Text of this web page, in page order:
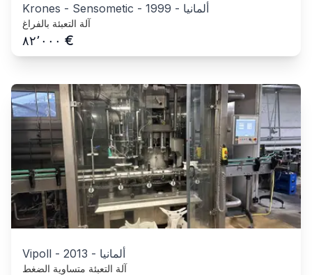
Krones - Sensometic - 1999 - ألمانيا
آلة التعبئة بالفراغ
٨٢٬٠٠٠ €
Vipoll - 2013 - ألمانيا
آلة التعبئة متساوية الضغط